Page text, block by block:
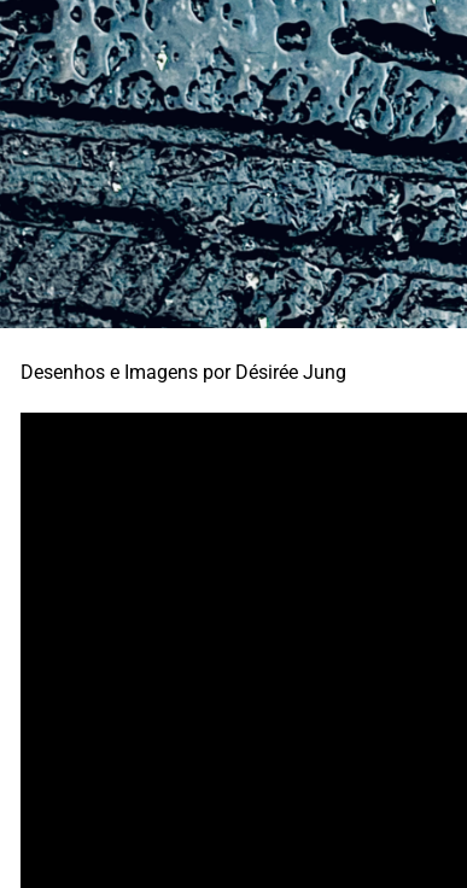
Desenhos e Imagens por Désirée Jung